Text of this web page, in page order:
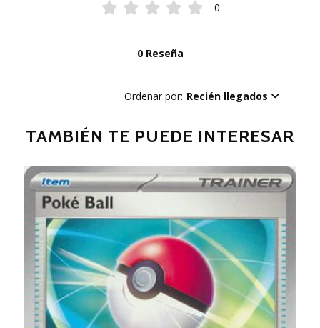
0
0 Reseña
Ordenar por: Recién llegados
TAMBIÉN TE PUEDE INTERESAR